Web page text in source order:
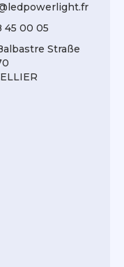
45 00 05
Straße